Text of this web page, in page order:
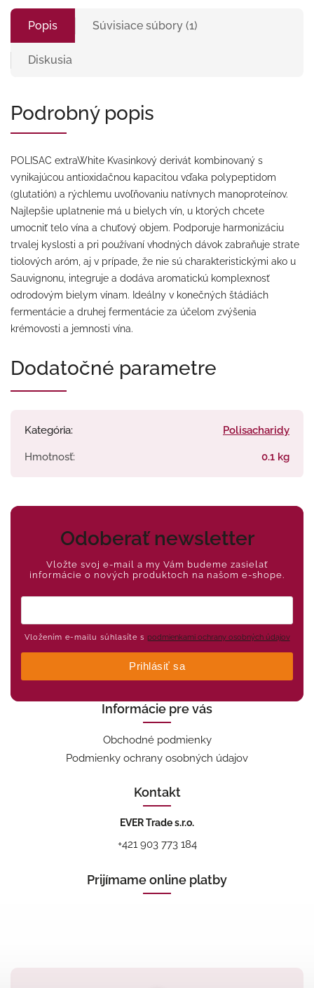
Popis Súvisiace súbory (1)
Diskusia
Podrobný popis
POLISAC extraWhite Kvasinkový derivát kombinovaný s
vynikajúcou antioxidačnou kapacitou vďaka polypeptidom
(glutatión) a rýchlemu uvoľňovaniu natívnych manoproteínov.
Najlepšie uplatnenie má u bielych vín, u ktorých chcete
umocniť telo vína a chuťový objem. Podporuje harmonizáciu
trvalej kyslosti a pri používaní vhodných dávok zabraňuje strate
tiolových aróm, aj v prípade, že nie sú charakteristickými ako u
Sauvignonu, integruje a dodáva aromatickú komplexnosť
odrodovým bielym vínam. Ideálny v konečných štádiách
fermentácie a druhej fermentácie za účelom zvýšenia
krémovosti a jemnosti vína.
Dodatočné parametre
Kategória: Polisacharidy
Hmotnosť: 0.1 kg
Odoberať newsletter
Vložte svoj e-mail a my Vám budeme zasielať
informácie o nových produktoch na našom e-shope.
Vložením e-mailu súhlasíte s podmienkami ochrany osobných údajov
Prihlásiť sa
Informácie pre vás
Obchodné podmienky
Podmienky ochrany osobných údajov
Kontakt
EVER Trade s.r.o.
+421 903 773 184
Prijímame online platby